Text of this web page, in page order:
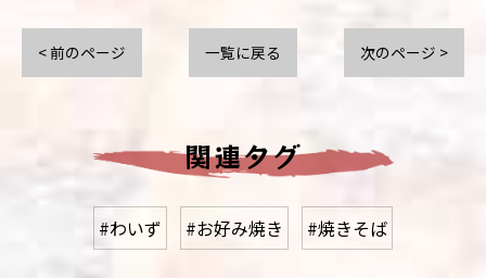
< 前のページ 一覧に戻る 次のページ >
関連タグ
#わいず #お好み焼き #焼きそば